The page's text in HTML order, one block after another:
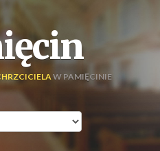
W PAMIĘCINIE